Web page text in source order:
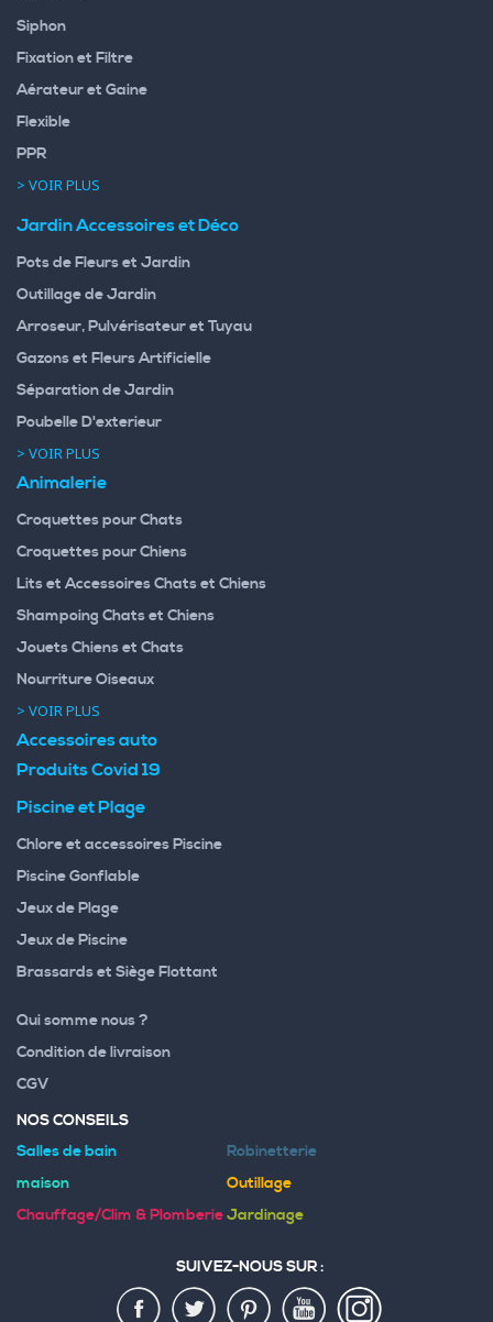
Siphon
Fixation et Filtre
Aérateur et Gaine
Flexible
PPR
> VOIR PLUS
Jardin Accessoires et Déco
Pots de Fleurs et Jardin
Outillage de Jardin
Arroseur, Pulvérisateur et Tuyau
Gazons et Fleurs Artificielle
Séparation de Jardin
Poubelle D'exterieur
> VOIR PLUS
Animalerie
Croquettes pour Chats
Croquettes pour Chiens
Lits et Accessoires Chats et Chiens
Shampoing Chats et Chiens
Jouets Chiens et Chats
Nourriture Oiseaux
> VOIR PLUS
Accessoires auto
Produits Covid 19
Piscine et Plage
Chlore et accessoires Piscine
Piscine Gonflable
Jeux de Plage
Jeux de Piscine
Brassards et Siège Flottant
Qui somme nous ?
Condition de livraison
CGV
NOS CONSEILS
Salles de bain
Robinetterie
maison
Outillage
Chauffage/Clim & PlomberieJardinage
SUIVEZ-NOUS SUR :